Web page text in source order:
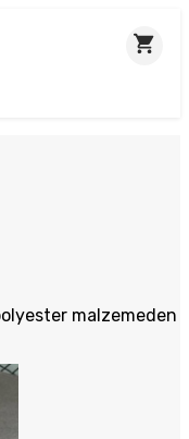
malzemeden